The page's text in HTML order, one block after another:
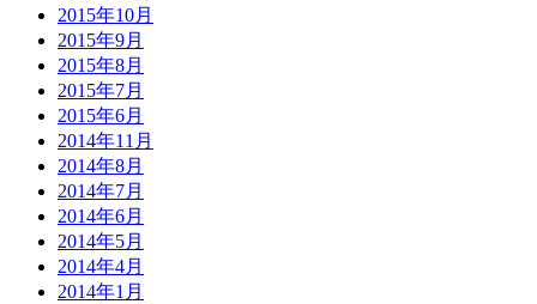
2015年10月
2015年9月
2015年8月
2015年7月
2015年6月
2014年11月
2014年8月
2014年7月
2014年6月
2014年5月
2014年4月
2014年1月